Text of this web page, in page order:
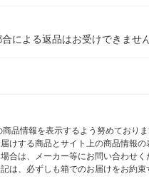
による返品はお受けできません
品情報を表示するよう努めており
けする商品とサイト上の商品情報
合は、メーカー等にお問い合わせく
は、必ずしも箱でのお届けをお約